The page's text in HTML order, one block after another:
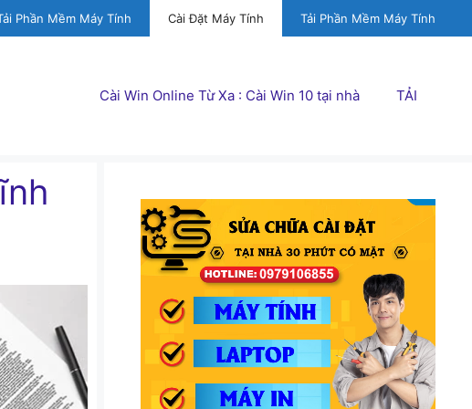
Phần Mềm Máy Tính Cài Đặt Máy Tính Tải Phần Mềm Máy Tính
Cài Win Online Từ Xa : Cài Win 10 tại nhà TẢI